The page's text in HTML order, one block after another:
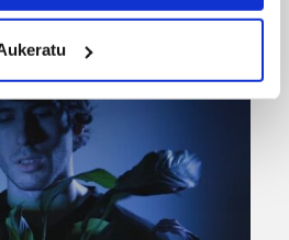
by actively scanning it for
(fingerprinting)
your personal data is processed
in thedetails section
zure datu pertsonalak
IP zenbakia, besteak beste,
leku